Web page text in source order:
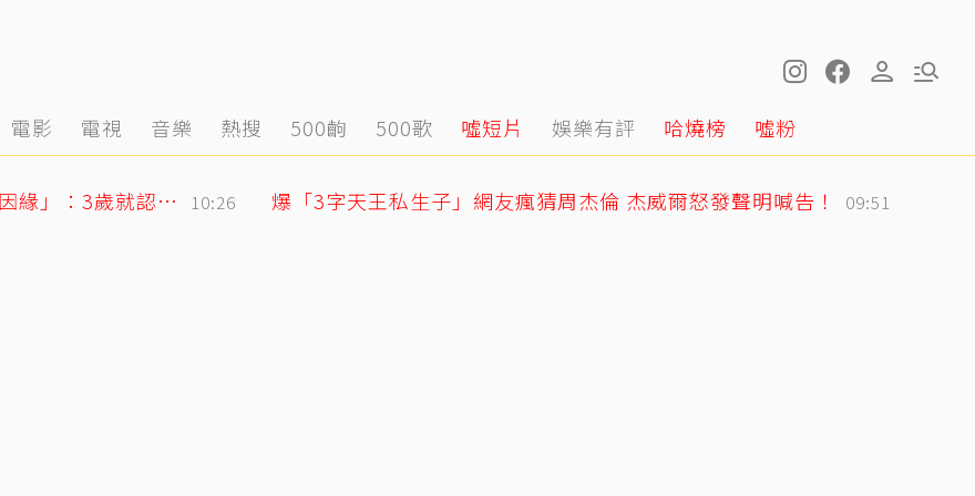
電影 電視 音樂 熱搜 500齣 500歌 噓短片 娛樂有評 哈燒榜 噓粉
71歲姜厚任戀上小2輪女友！ 她曝「七世因緣」：3歲就認定是他 10:26 爆「3字天王私生子」網友瘋猜周杰倫 杰威爾怒發聲明喊告！ 09:51